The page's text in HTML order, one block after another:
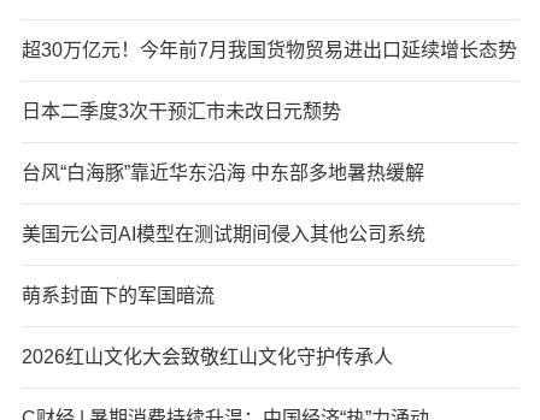
超30万亿元！今年前7月我国货物贸易进出口延续增长态势
日本二季度3次干预汇市未改日元颓势
台风“白海豚”靠近华东沿海 中东部多地暑热缓解
美国元公司AI模型在测试期间侵入其他公司系统
萌系封面下的军国暗流
2026红山文化大会致敬红山文化守护传承人